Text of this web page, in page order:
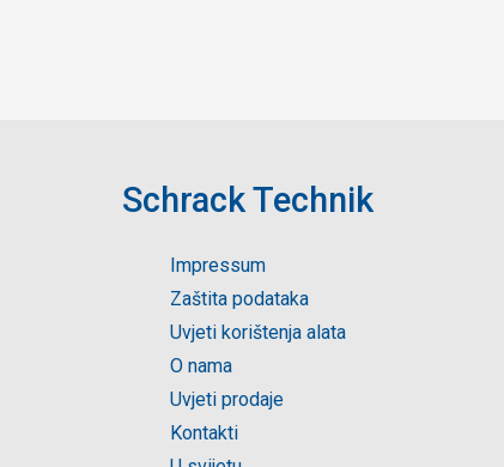
Schrack Technik
Impressum
Zaštita podataka
Uvjeti korištenja alata
O nama
Uvjeti prodaje
Kontakti